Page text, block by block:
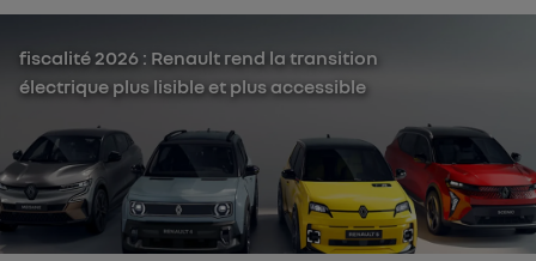
fiscalité 2026 : Renault rend la transition
électrique plus lisible et plus accessible